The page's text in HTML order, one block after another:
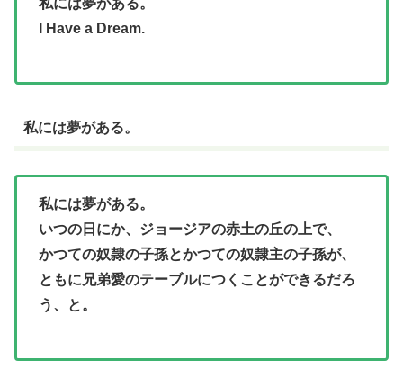
私には夢がある。
I Have a Dream.
私には夢がある。
私には夢がある。
いつの日にか、ジョージアの赤土の丘の上で、
かつての奴隷の子孫とかつての奴隷主の子孫が、
ともに兄弟愛のテーブルにつくことができるだろ
う、と。